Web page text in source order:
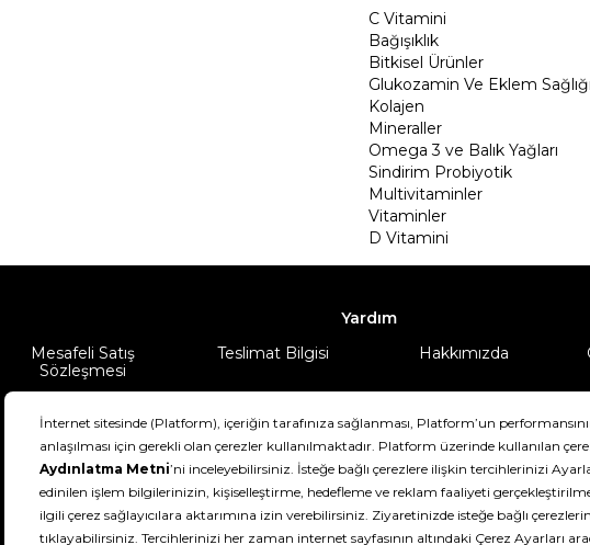
C Vitamini
Bağışıklık
Bitkisel Ürünler
Glukozamin Ve Eklem Sağlığı
Kolajen
Mineraller
Omega 3 ve Balık Yağları
Sindirim Probiyotik
Multivitaminler
Vitaminler
D Vitamini
Yardım
Mesafeli Satış
Sözleşmesi
Teslimat Bilgisi Hakkımızda